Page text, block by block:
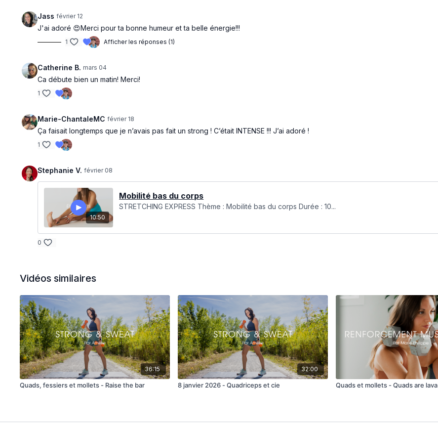
Jass février 12
J'ai adoré 😍Merci pour ta bonne humeur et ta belle énergie!!!
1 Afficher les réponses (1)
Catherine B. mars 04
Ca débute bien un matin! Merci!
1
Marie-ChantaleMC février 18
Ça faisait longtemps que je n’avais pas fait un strong ! C’était INTENSE !!! J’ai adoré !
1
Stephanie V. février 08
10:50
Mobilité bas du corps
STRETCHING EXPRESS Thème : Mobilité bas du corps Durée : 10...
0
Vidéos similaires
36:15
Quads, fessiers et mollets - Raise the bar
32:00
8 janvier 2026 - Quadriceps et cie Quads et mollets - Quads are lava